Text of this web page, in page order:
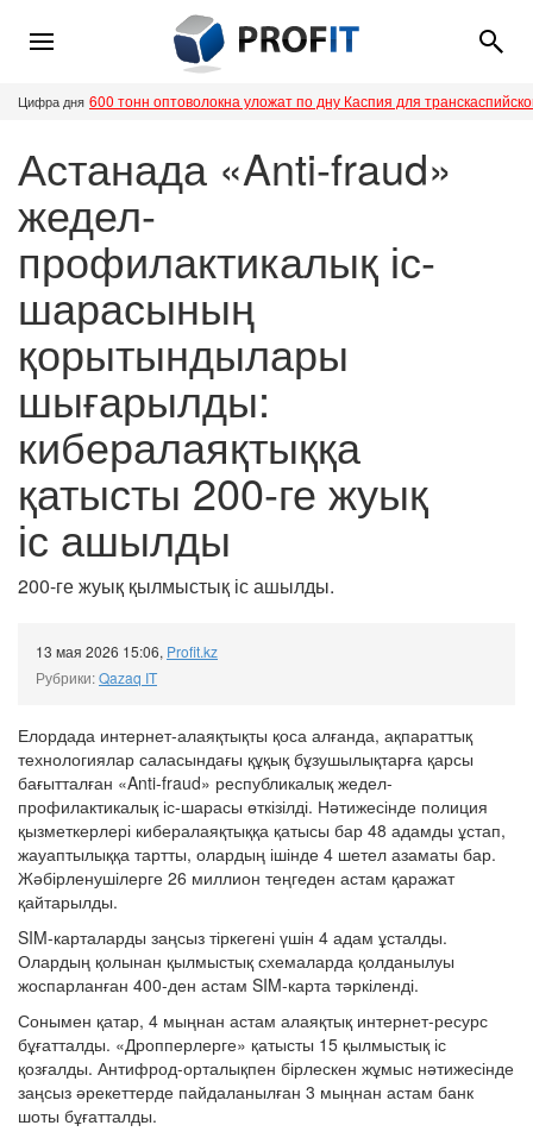
Цифра дня 600 тонн оптоволокна уложат по дну Каспия для
Астанада «Anti-fraud»
жедел-
профилактикалық іс-
шарасының
қорытындылары
шығарылды:
кибералаяқтыққа
қатысты 200-ге жуық
іс ашылды
200-ге жуық қылмыстық іс ашылды.
13 мая 2026 15:06, Profit.kz
Рубрики:Qazaq IT
Елордада интернет-алаяқтықты қоса алғанда, ақпараттық
технологиялар саласындағы құқық бұзушылықтарға қарсы
бағытталған «Anti-fraud» республикалық жедел-
профилактикалық іс-шарасы өткізілді. Нәтижесінде полиция
қызметкерлері кибералаяқтыққа қатысы бар 48 адамды ұстап,
жауаптылыққа тартты, олардың ішінде 4 шетел азаматы бар.
Жәбірленушілерге 26 миллион теңгеден астам қаражат
қайтарылды.
SIM-карталарды заңсыз тіркегені үшін 4 адам ұсталды.
Олардың қолынан қылмыстық схемаларда қолданылуы
жоспарланған 400-ден астам SIM-карта тәркіленді.
Сонымен қатар, 4 мыңнан астам алаяқтық интернет-ресурс
бұғатталды. «Дропперлерге» қатысты 15 қылмыстық іс
қозғалды. Антифрод-орталықпен бірлескен жұмыс нәтижесінде
заңсыз әрекеттерде пайдаланылған 3 мыңнан астам банк
шоты бұғатталды.